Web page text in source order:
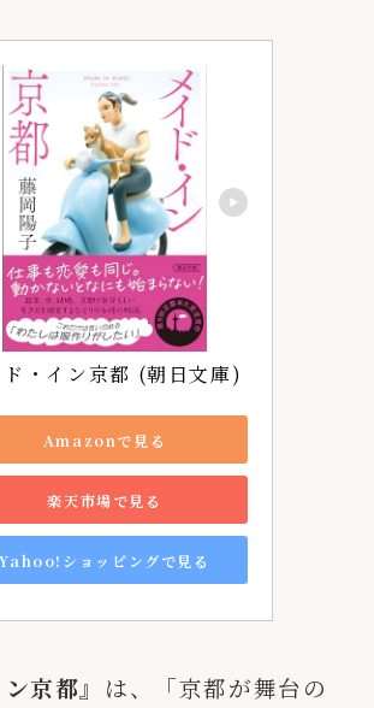
ド・イン京都 (朝日文庫)
Amazonで見る
楽天市場で見る
Yahoo!ショッピングで見る
京都』 は、「京都が舞台の